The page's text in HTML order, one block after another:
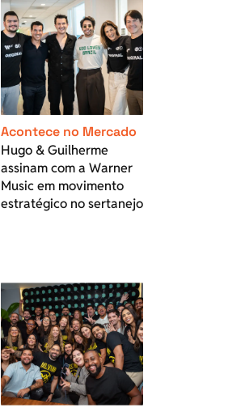
Acontece no Mercado
Hugo & Guilherme
assinam com a Warner
Music em movimento
estratégico no sertanejo